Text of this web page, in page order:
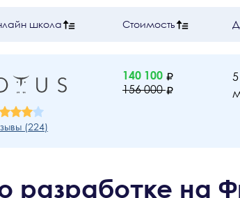
школа Стоимость
(224)
140 100
156 000
5
разработке на